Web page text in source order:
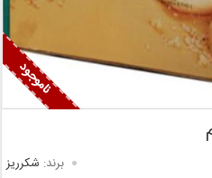
برند: شکرریز